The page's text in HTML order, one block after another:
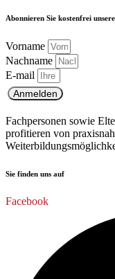
Abonnieren Sie kostenfrei
Vorname
Nachname
E-mail
Anmelden
Fachpersonen sowie
profitieren von
Sie finden uns auf
Facebook